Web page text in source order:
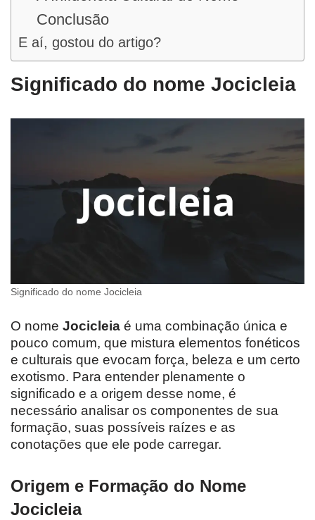
Conclusão
E aí, gostou do artigo?
Significado do nome Jocicleia
Significado do nome Jocicleia
O nome Jocicleia é uma combinação única e
pouco comum, que mistura elementos fonéticos
e culturais que evocam força, beleza e um certo
exotismo. Para entender plenamente o
significado e a origem desse nome, é
necessário analisar os componentes de sua
formação, suas possíveis raízes e as
conotações que ele pode carregar.
Origem e Formação do Nome
Jocicleia